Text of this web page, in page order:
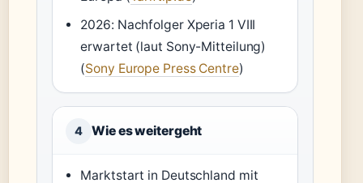
2026: Nachfolger Xperia 1 VIII
erwartet (laut Sony-Mitteilung)
(Sony Europe Press Centre)
4 Wie es weitergeht
Marktstart in Deutschland mit